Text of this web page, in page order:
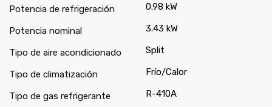
Potencia de refrigeración 0.98 kW
Potencia nominal 3.43 kW
Tipo de aire acondicionado Split
Tipo de climatización Frío/Calor
Tipo de gas refrigerante R-410A